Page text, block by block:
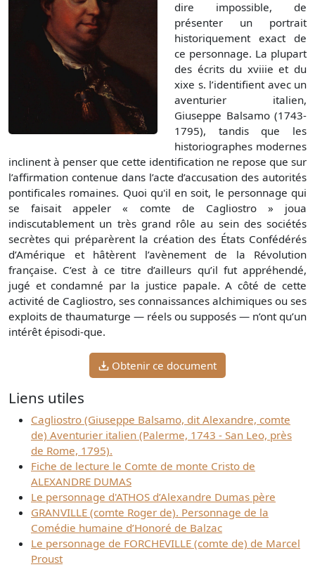
dire impossible, de
présenter un portrait
historiquement exact de
ce personnage. La plupart
des écrits du xviiie et du
xixe s. l’identifient avec un
aventurier italien,
Giuseppe Balsamo (1743-
1795), tandis que les
historiographes modernes
inclinent à penser que cette identification ne repose que sur
l’affirmation contenue dans l’acte d’accusation des autorités
pontificales romaines. Quoi qu'il en soit, le personnage qui
se faisait appeler « comte de Cagliostro » joua
indiscutablement un très grand rôle au sein des sociétés
secrètes qui préparèrent la création des États Confédérés
d’Amérique et hâtèrent l’avènement de la Révolution
française. C’est à ce titre d’ailleurs qu’il fut appréhendé,
jugé et condamné par la justice papale. A côté de cette
activité de Cagliostro, ses connaissances alchimiques ou ses
exploits de thaumaturge — réels ou supposés — n’ont qu’un
intérêt épisodi-que.
Obtenir ce document
Liens utiles
Cagliostro (Giuseppe Balsamo, dit Alexandre, comte
de) Aventurier italien (Palerme, 1743 - San Leo, près
de Rome, 1795).
Fiche de lecture le Comte de monte Cristo de
ALEXANDRE DUMAS
Le personnage d'ATHOS d’Alexandre Dumas père
GRANVILLE (comte Roger de). Personnage de la
Comédie humaine d’Honoré de Balzac
Le personnage de FORCHEVILLE (comte de) de Marcel
Proust